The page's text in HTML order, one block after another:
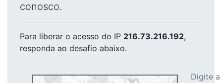
conosco.
Para liberar o acesso do IP 216.73.216.192,
responda ao desafio abaixo.
Digite